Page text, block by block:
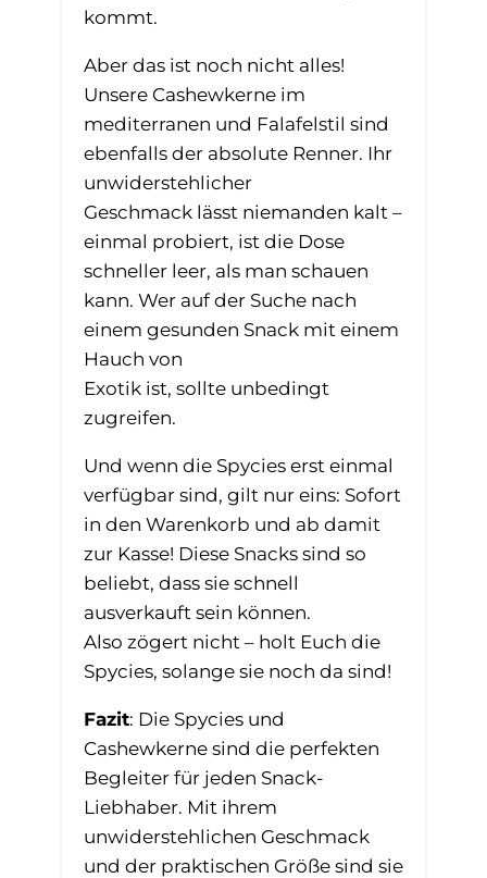
kommt.
Aber das ist noch nicht alles!
Unsere Cashewkerne im
mediterranen und Falafelstil sind
ebenfalls der absolute Renner. Ihr
unwiderstehlicher
Geschmack lässt niemanden kalt –
einmal probiert, ist die Dose
schneller leer, als man schauen
kann. Wer auf der Suche nach
einem gesunden Snack mit einem
Hauch von
Exotik ist, sollte unbedingt
zugreifen.
Und wenn die Spycies erst einmal
verfügbar sind, gilt nur eins: Sofort
in den Warenkorb und ab damit
zur Kasse! Diese Snacks sind so
beliebt, dass sie schnell
ausverkauft sein können.
Also zögert nicht – holt Euch die
Spycies, solange sie noch da sind!
Fazit: Die Spycies und
Cashewkerne sind die perfekten
Begleiter für jeden Snack-
Liebhaber. Mit ihrem
unwiderstehlichen Geschmack
und der praktischen Größe sind sie